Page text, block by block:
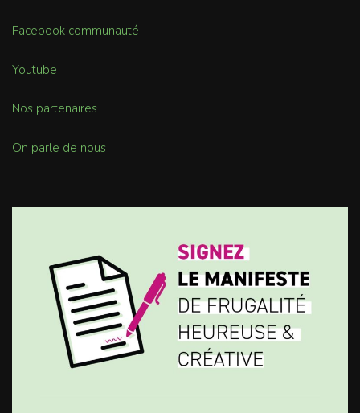
Facebook communauté
Youtube
Nos partenaires
On parle de nous